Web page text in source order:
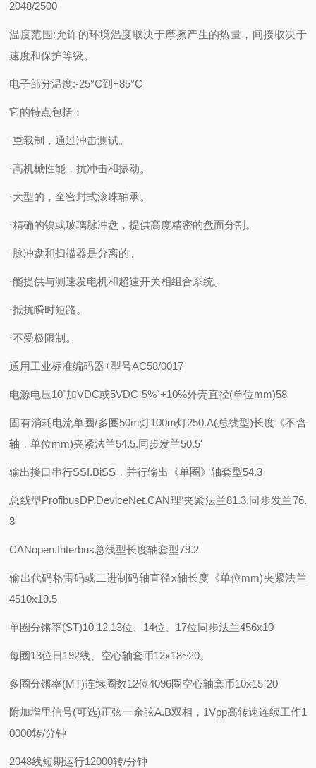
2048/2500
温度范围:允许的环境温度取决于摩擦产生的热量，间接取决于
速度和保护等级。
电子部分温度:-25°C到+85°C
它的特点包括：
·重载制，通过冲击测试。
·高机械性能，抗冲击和振动。
·大型的，全密封式滚珠轴承。
·精确的镍或玻璃脉冲盘，提供高度精密的盘面分割。
·脉冲盘和扫描器是分离的。
·能提供与测速发电机和超速开关相组合系统。
·抵抗瞬时短路。
·不受极限制。
通用工业标准编码器+型号AC58/0017
电源电压10`加VDC或5VDC-5%`+10%外壳直径(单位mm)58
固有消耗电流单圈/多圈50m灯100m灯250.A(总线型)长度《不含
轴，单位mm)夹紧法兰54.5.同步发兰50.5'
输出接口串行SSI.BiSS，并行输出《单圈》轴套型54.3
总线型ProfibusDP.DeviceNet.CAN理‘夹紧法兰81.3.同步发兰76.
3
CANopen.Interbus总线型长度轴套型79.2
输出代码格雷码或二进制码轴直径x轴长度《单位mm)夹紧法兰
4510x19.5
单圈分锵率(ST)10.12.13位、14位、17位同步法兰456x10
每圈13位日192线、 空心轴套币12x18~20。
多圈分锵率(MT)连续圈数12位4096圈空心轴套币10x15`20
附加增里信号(可选)正弦一余弦A.B双相，1Vpp高转速连续工作1
0000转/分钟
2048线短期运行12000转/分钟